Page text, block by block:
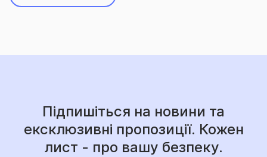
Підпишіться на новини та
ексклюзивні пропозиції. Кожен
лист - про вашу безпеку.